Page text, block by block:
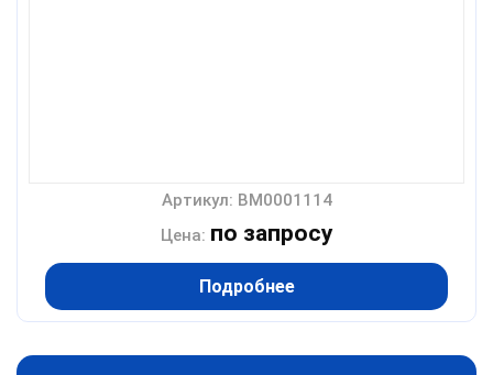
Артикул: BM0001114
Цена: по запросу
Подробнее